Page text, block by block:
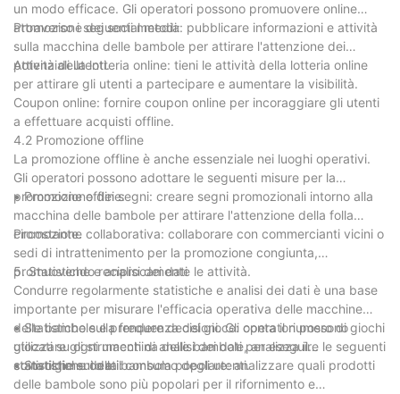
un modo efficace. Gli operatori possono promuovere online
attraverso i seguenti metodi:
Promozione dei social media: pubblicare informazioni e attività
sulla macchina delle bambole per attirare l'attenzione dei
potenziali utenti.
Attività della lotteria online: tieni le attività della lotteria online
per attirare gli utenti a partecipare e aumentare la visibilità.
Coupon online: fornire coupon online per incoraggiare gli utenti
a effettuare acquisti offline.
4.2 Promozione offline
La promozione offline è anche essenziale nei luoghi operativi.
Gli operatori possono adottare le seguenti misure per la
promozione offline:
• Promozione dei segni: creare segni promozionali intorno alla
macchina delle bambole per attirare l'attenzione della folla
circostante.
Promozione collaborativa: collaborare con commercianti vicini o
sedi di intrattenimento per la promozione congiunta,
promuovendo reciprocamente le attività.
5. Statistiche e analisi dei dati
Condurre regolarmente statistiche e analisi dei dati è una base
importante per misurare l'efficacia operativa delle macchine
delle bambole e prendere decisioni. Gli operatori possono
utilizzare gli strumenti di analisi dei dati per eseguire le seguenti
statistiche sui dati:
• Statistiche sulla frequenza del gioco: conta il numero di giochi
giocati su ogni macchina delle bambole, analizza il
coinvolgimento e il consumo degli utenti.
• Statistiche della bambola popolare: analizzare quali prodotti
delle bambole sono più popolari per il rifornimento e